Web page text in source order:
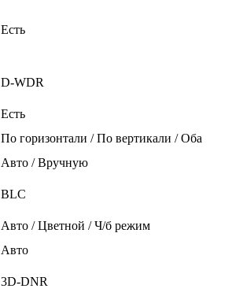
Есть
D-WDR
Есть
По горизонтали / По вертикали / Оба
Авто / Вручную
BLC
Авто / Цветной / Ч/б режим
Авто
3D-DNR